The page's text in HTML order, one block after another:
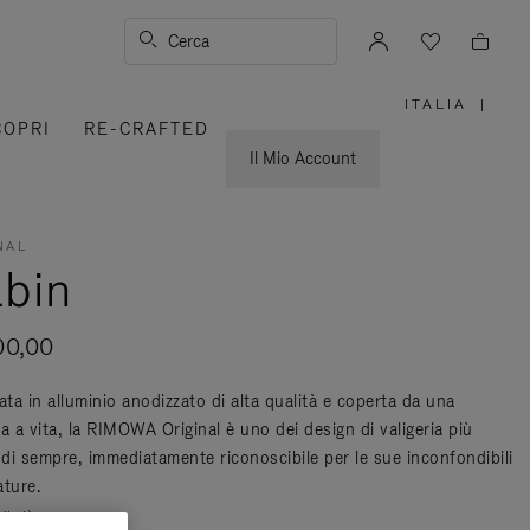
Cerca
RE-CRAFTED
Il Mio Account
ITALIA |
in alluminio anodizzato di alta qualità e coperta da una
a vita, la RIMOWA Original è uno dei design di valigeria più
sempre, immediatamente riconoscibile per le sue inconfondibili
più